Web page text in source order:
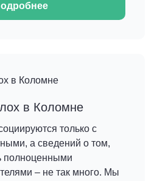
в Коломне
только с
а сведений о том,
полноценными
– не так много. Мы